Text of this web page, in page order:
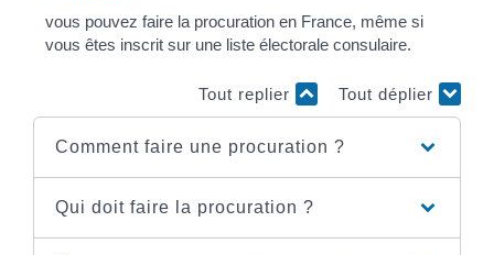
vous pouvez faire la procuration en France, même si
vous êtes inscrit sur une liste électorale consulaire.
Tout replier Tout déplier
Comment faire une procuration ?
Qui doit faire la procuration ?